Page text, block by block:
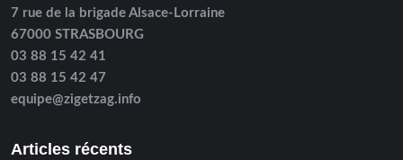
7 rue de la brigade Alsace-Lorraine
67000 STRASBOURG
03 88 15 42 41
03 88 15 42 47
equipe@zigetzag.info
Articles récents